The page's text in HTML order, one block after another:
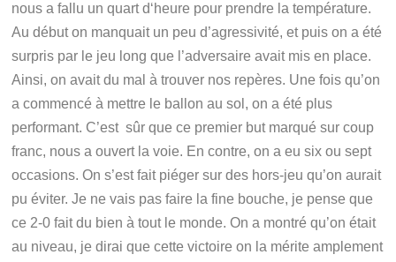
nous a fallu un quart d‘heure pour prendre la température.
Au début on manquait un peu d’agressivité, et puis on a été
surpris par le jeu long que l’adversaire avait mis en place.
Ainsi, on avait du mal à trouver nos repères. Une fois qu’on
a commencé à mettre le ballon au sol, on a été plus
performant. C’est sûr que ce premier but marqué sur coup
franc, nous a ouvert la voie. En contre, on a eu six ou sept
occasions. On s’est fait piéger sur des hors-jeu qu’on aurait
pu éviter. Je ne vais pas faire la fine bouche, je pense que
ce 2-0 fait du bien à tout le monde. On a montré qu’on était
au niveau, je dirai que cette victoire on la mérite amplement